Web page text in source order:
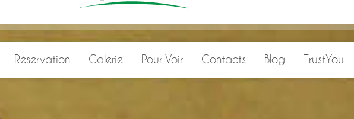
Réservation Galerie Pour Voir Contacts Blog TrustYou